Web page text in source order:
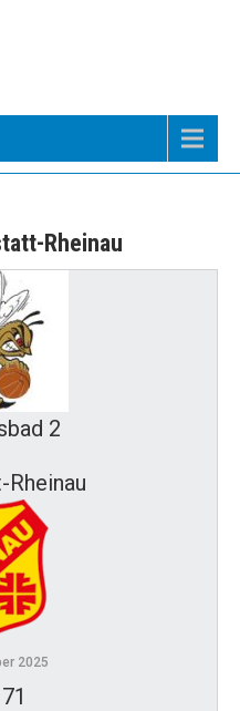
Rheinau
2
2025
71